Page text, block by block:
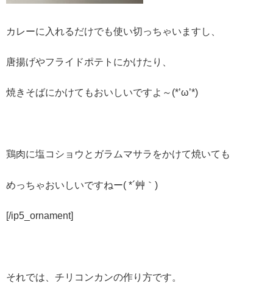
カレーに入れるだけでも使い切っちゃいますし、
唐揚げやフライドポテトにかけたり、
焼きそばにかけてもおいしいですよ～(*’ω’*)
鶏肉に塩コショウとガラムマサラをかけて焼いても
めっちゃおいしいですねー( *´艸｀)
[/ip5_ornament]
それでは、チリコンカンの作り方です。